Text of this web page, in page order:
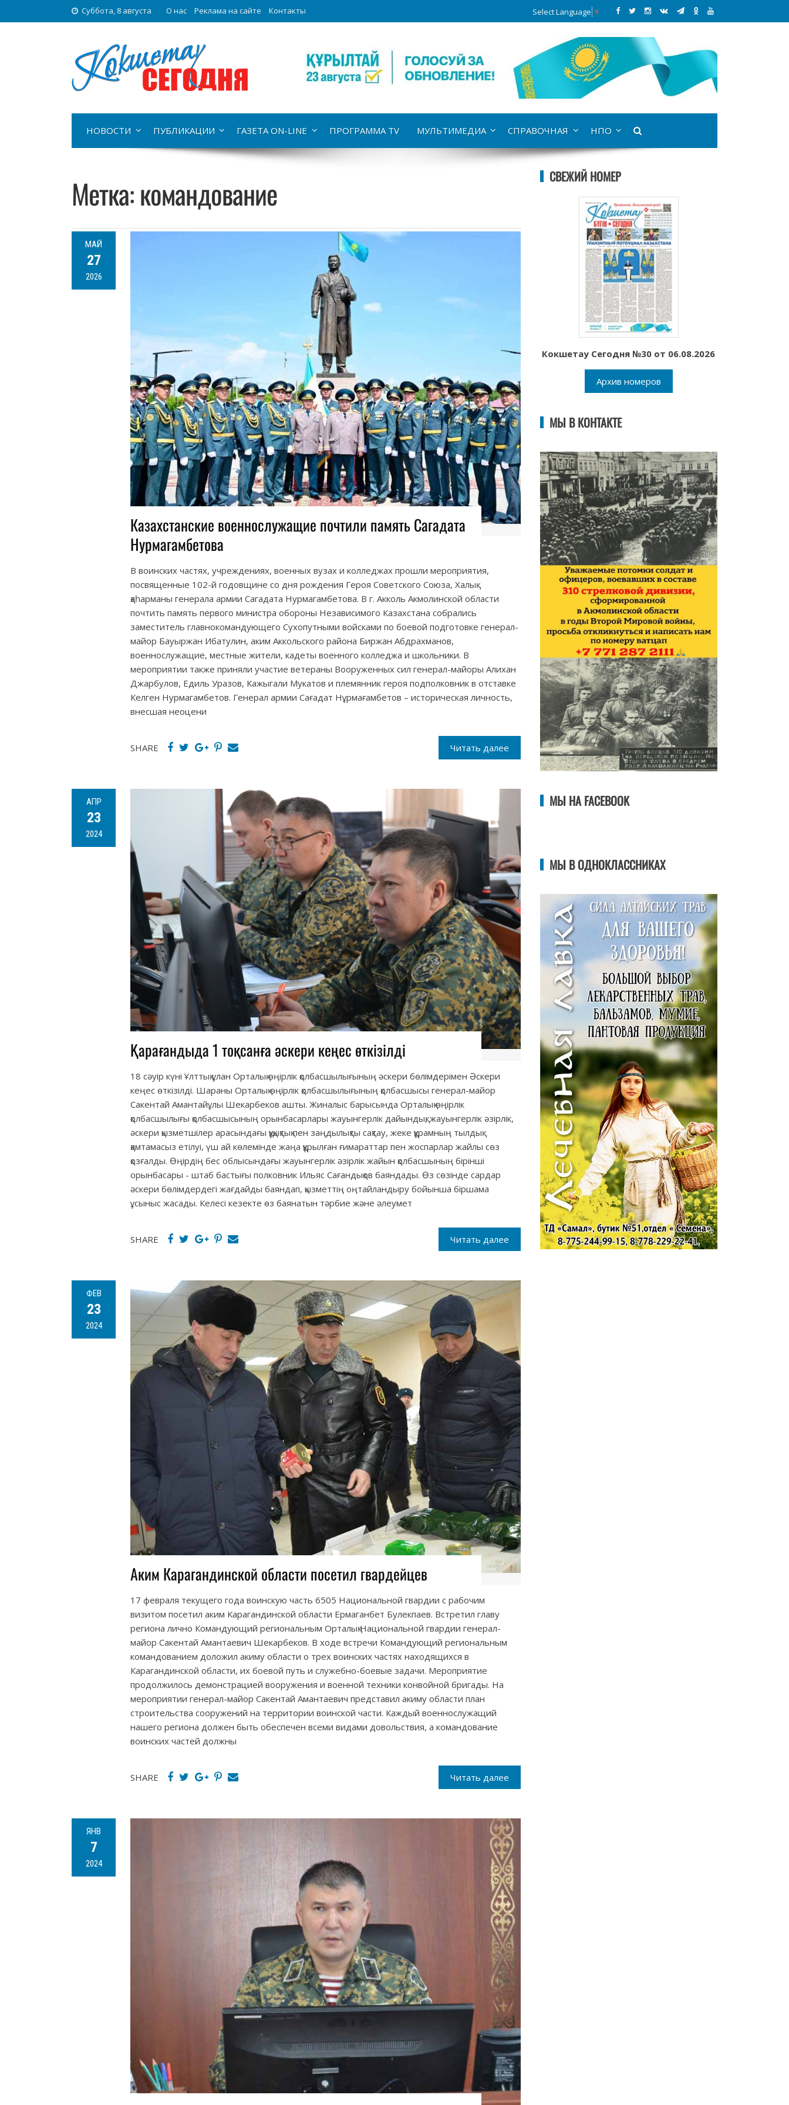
Суббота, 8 августа О нас Реклама на сайте Контакты Select Language ▼
НОВОСТИ ПУБЛИКАЦИИ ГАЗЕТА ON-LINE ПРОГРАММА TV МУЛЬТИМЕДИА СПРАВОЧНАЯ НПО
Метка:командование
МАЙ
27
2026
Казахстанские военнослужащие почтили память Сагадата
Нурмагамбетова
В воинских частях, учреждениях, военных вузах и колледжах прошли мероприятия,
посвященные 102-й годовщине со дня рождения Героя Советского Союза, Халық
қаһарманы генерала армии Сагадата Нурмагамбетова. В г. Акколь Акмолинской области
почтить память первого министра обороны Независимого Казахстана собрались
заместитель главнокомандующего Сухопутными войсками по боевой подготовке генерал-
майор Бауыржан Ибатулин, аким Аккольского района Биржан Абдрахманов,
военнослужащие, местные жители, кадеты военного колледжа и школьники. В
мероприятии также приняли участие ветераны Вооруженных сил генерал-майоры Алихан
Джарбулов, Едиль Уразов, Кажыгали Мукатов и племянник героя подполковник в отставке
Келген Нурмагамбетов. Генерал армии Сағадат Нұрмағамбетов – историческая личность,
внесшая неоцени
Читать далее
SHARE
АПР
23
2024
Қарағандыда 1 тоқсанға әскери кеңес өткізілді
18 сәуір күні Ұлттық ұлан Орталық өңірлік қолбасшылығының әскери бөлімдерімен Әскери
кеңес өткізілді. Шараны Орталық өңірлік қолбасшылығының қолбасшысы генерал-майор
Сакентай Амантайұлы Шекарбеков ашты. Жиналыс барысында Орталық өңірлік
қолбасшылығы қолбасшысының орынбасарлары жауынгерлік дайындық, жауынгерлік әзірлік,
әскери қызметшілер арасындағы құқықтық пен заңдылықты сақтау, жеке құрамның тылдық
қамтамасыз етілуі, үш ай көлемінде жаңа құрылған ғимараттар пен жоспарлар жайлы сөз
қозғалды. Өңірдің бес облысындағы жауынгерлік әзірлік жайын қолбасшының бірінші
орынбасары - штаб бастығы полковник Ильяс Сағандықов баяндады. Өз сөзінде сардар
әскери бөлімдердегі жағдайды баяндап, қызметтің оңтайландыру бойынша біршама
ұсыныс жасады. Келесі кезекте өз баянатын тәрбие және әлеумет
Читать далее
SHARE
ФЕВ
23
2024
Аким Карагандинской области посетил гвардейцев
17 февраля текущего года воинскую часть 6505 Национальной гвардии с рабочим
визитом посетил аким Карагандинской области Ермаганбет Булекпаев. Встретил главу
региона лично Командующий региональным Орталық Национальной гвардии генерал-
майор Сакентай Амантаевич Шекарбеков. В ходе встречи Командующий региональным
командованием доложил акиму области о трех воинских частях находящихся в
Карагандинской области, их боевой путь и служебно-боевые задачи. Мероприятие
продолжилось демонстрацией вооружения и военной техники конвойной бригады. На
мероприятии генерал-майор Сакентай Амантаевич представил акиму области план
строительства сооружений на территории воинской части. Каждый военнослужащий
нашего региона должен быть обеспечен всеми видами довольствия, а командование
воинских частей должны
Читать далее
SHARE
ЯНВ
7
2024
СВЕЖИЙ НОМЕР
Кокшетау Сегодня №30 от 06.08.2026
Архив номеров
МЫ В КОНТАКТЕ
МЫ НА FACEBOOK
МЫ В ОДНОКЛАССНИКАХ